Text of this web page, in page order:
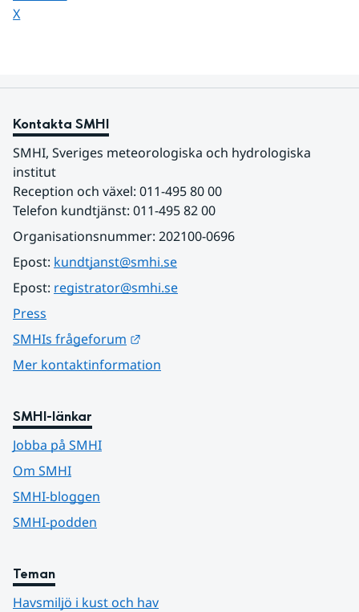
Dela sidan på
X
Kontakta SMHI
SMHI, Sveriges meteorologiska och hydrologiska
institut
Reception och växel: 011-495 80 00
Telefon kundtjänst: 011-495 82 00
Organisationsnummer: 202100-0696
Epost: kundtjanst@smhi.se
Epost: registrator@smhi.se
Press
SMHIs frågeforum
Mer kontaktinformation
SMHI-länkar
Jobba på SMHI
Om SMHI
SMHI-bloggen
SMHI-podden
Teman
Havsmiljö i kust och hav